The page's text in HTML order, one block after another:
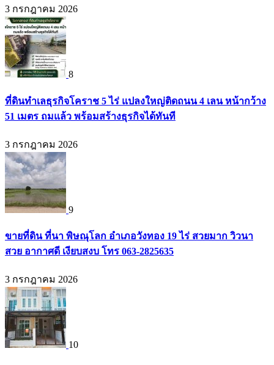
3 กรกฎาคม 2026
8
ที่ดินทำเลธุรกิจโคราช 5 ไร่ แปลงใหญ่ติดถนน 4 เลน หน้ากว้าง
51 เมตร ถมแล้ว พร้อมสร้างธุรกิจได้ทันที
3 กรกฎาคม 2026
9
ขายที่ดิน ที่นา พิษณุโลก อำเภอวังทอง 19 ไร่ สวยมาก วิวนา
สวย อากาศดี เงียบสงบ โทร 063-2825635
3 กรกฎาคม 2026
10